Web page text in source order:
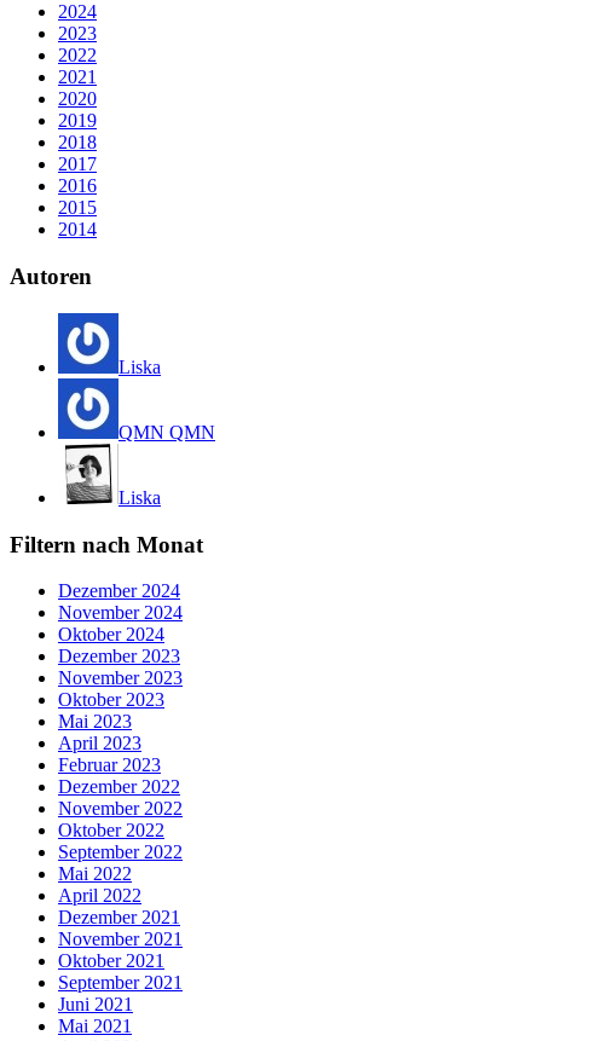
2024
2023
2022
2021
2020
2019
2018
2017
2016
2015
2014
Autoren
Liska
QMN QMN
Liska
Filtern nach Monat
Dezember 2024
November 2024
Oktober 2024
Dezember 2023
November 2023
Oktober 2023
Mai 2023
April 2023
Februar 2023
Dezember 2022
November 2022
Oktober 2022
September 2022
Mai 2022
April 2022
Dezember 2021
November 2021
Oktober 2021
September 2021
Juni 2021
Mai 2021